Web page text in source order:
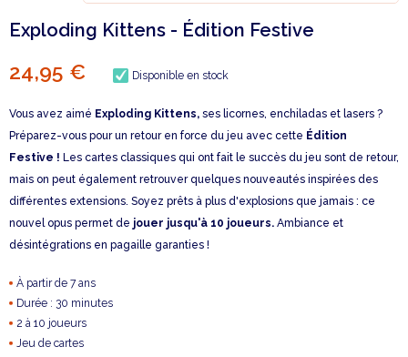
Exploding Kittens - Édition Festive
24,95 € Disponible en stock
Vous avez aimé Exploding Kittens, ses licornes, enchiladas et lasers ?
Préparez-vous pour un retour en force du jeu avec cette Édition
Festive ! Les cartes classiques qui ont fait le succès du jeu sont de retour,
mais on peut également retrouver quelques nouveautés inspirées des
différentes extensions. Soyez prêts à plus d'explosions que jamais : ce
nouvel opus permet de jouer jusqu'à 10 joueurs. Ambiance et
désintégrations en pagaille garanties !
À partir de 7 ans
Durée : 30 minutes
2 à 10 joueurs
Jeu de cartes